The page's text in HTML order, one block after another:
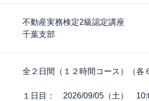
不動産実務検定2級認定講座
千葉支部
全２日間（１２時間コース）（各
１日目： 2026/09/05（土）